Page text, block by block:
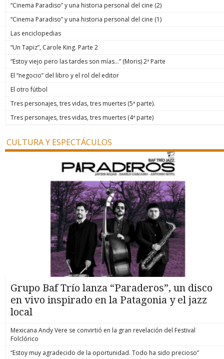
“Cinema Paradiso” y una historia personal del cine (2)
“Cinema Paradiso” y una historia personal del cine (1)
Las enciclopedias
“Un Tapiz”, Carole King. Parte 2
“Estoy viejo pero las tardes son mías…” (Moris) 2ª Parte
El “negocio” del libro y el rol del editor
El otro fútbol
Tres personajes, tres vidas, tres muertes (5ª parte).
Tres personajes, tres vidas, tres muertes (4ª parte)
CULTURA Y ESPECTÁCULOS
Grupo Baf Trío lanza “Paraderos”, un disco
en vivo inspirado en la Patagonia y el jazz
local
Mexicana Andy Vere se convirtió en la gran revelación del Festival
Folclórico
“Estoy muy agradecido de la oportunidad. Todo ha sido precioso”